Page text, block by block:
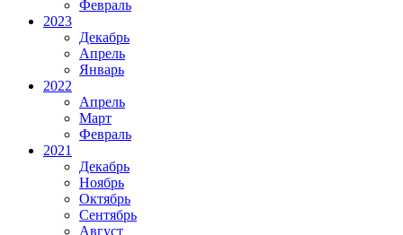
Февраль
2023
Декабрь
Апрель
Январь
2022
Апрель
Март
Февраль
2021
Декабрь
Ноябрь
Октябрь
Сентябрь
Август